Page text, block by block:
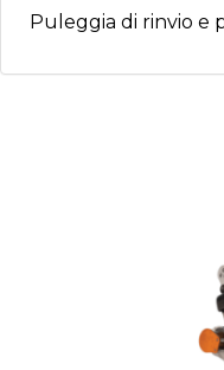
Puleggia di rinvio e